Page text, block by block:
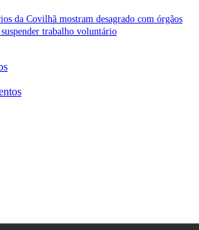
da Covilhã mostram desagrado com órgãos
trabalho voluntário